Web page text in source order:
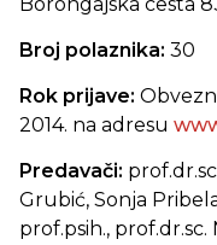
Broj polaznika: 30
Rok prijave:
2014. na adresu
Predavači:
Grubić, Sonja
prof.psih.,